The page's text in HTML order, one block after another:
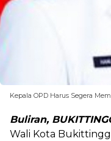
Kepala OPD Harus Segera
Buliran,
Wali Kota